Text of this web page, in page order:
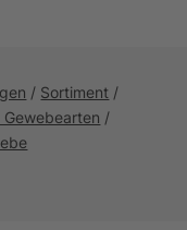
/ Sortiment /
/